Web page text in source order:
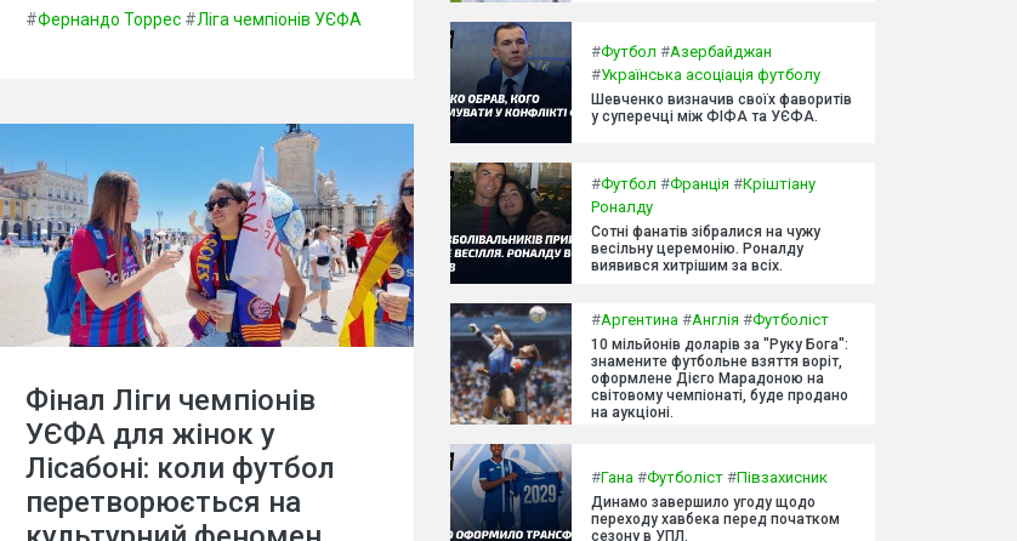
#Фернандо Торрес #Ліга чемпіонів УЄФА
Фінал Ліги чемпіонів
УЄФА для жінок у
Лісабоні: коли футбол
перетворюється на
#Футбол #Азербайджан
#Українська асоціація футболу
Шевченко визначив своїх фаворитів
у суперечці між ФІФА та УЄФА.
#Футбол #Франція #Кріштіану
Роналду
Сотні фанатів зібралися на чужу
весільну церемонію. Роналду
виявився хитрішим за всіх.
#Аргентина #Англія #Футболіст
10 мільйонів доларів за "Руку Бога":
знамените футбольне взяття воріт,
оформлене Дієго Марадоною на
світовому чемпіонаті, буде продано
на аукціоні.
#Гана #Футболіст #Півзахисник
Динамо завершило угоду щодо
переходу хавбека перед початком
сезону в УПЛ.